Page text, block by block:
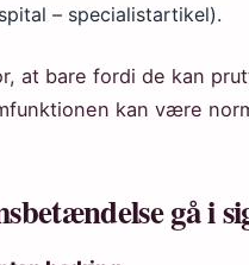
– specialistartikel).
at bare fordi de kan
kan være
gå i